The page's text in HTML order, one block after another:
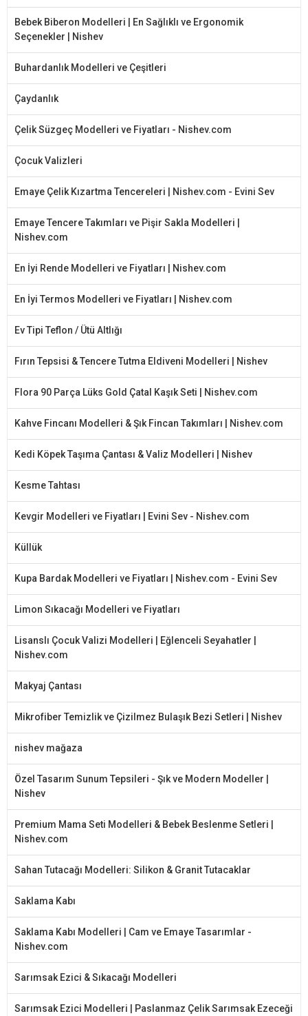
Bebek Biberon Modelleri | En Sağlıklı ve Ergonomik
Seçenekler | Nishev
Buhardanlık Modelleri ve Çeşitleri
Çaydanlık
Çelik Süzgeç Modelleri ve Fiyatları - Nishev.com
Çocuk Valizleri
Emaye Çelik Kızartma Tencereleri | Nishev.com - Evini Sev
Emaye Tencere Takımları ve Pişir Sakla Modelleri |
Nishev.com
En İyi Rende Modelleri ve Fiyatları | Nishev.com
En İyi Termos Modelleri ve Fiyatları | Nishev.com
Ev Tipi Teflon / Ütü Altlığı
Fırın Tepsisi & Tencere Tutma Eldiveni Modelleri | Nishev
Flora 90 Parça Lüks Gold Çatal Kaşık Seti | Nishev.com
Kahve Fincanı Modelleri & Şık Fincan Takımları | Nishev.com
Kedi Köpek Taşıma Çantası & Valiz Modelleri | Nishev
Kesme Tahtası
Kevgir Modelleri ve Fiyatları | Evini Sev - Nishev.com
Küllük
Kupa Bardak Modelleri ve Fiyatları | Nishev.com - Evini Sev
Limon Sıkacağı Modelleri ve Fiyatları
Lisanslı Çocuk Valizi Modelleri | Eğlenceli Seyahatler |
Nishev.com
Makyaj Çantası
Mikrofiber Temizlik ve Çizilmez Bulaşık Bezi Setleri | Nishev
nishev mağaza
Özel Tasarım Sunum Tepsileri - Şık ve Modern Modeller |
Nishev
Premium Mama Seti Modelleri & Bebek Beslenme Setleri |
Nishev.com
Sahan Tutacağı Modelleri: Silikon & Granit Tutacaklar
Saklama Kabı
Saklama Kabı Modelleri | Cam ve Emaye Tasarımlar -
Nishev.com
Sarımsak Ezici & Sıkacağı Modelleri
Sarımsak Ezici Modelleri | Paslanmaz Çelik Sarımsak Ezeceği